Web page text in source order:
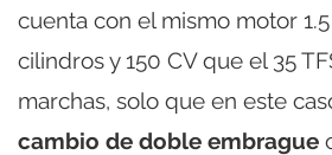
cuenta con el mismo motor
cilindros y 150 CV que el 35
marchas, solo que en este
cambio de doble embrague